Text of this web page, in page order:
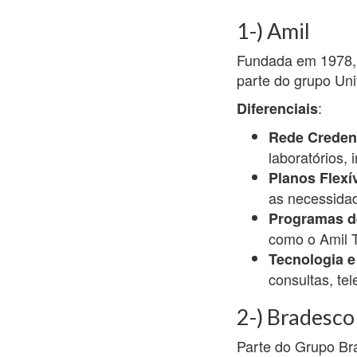
1-) Amil
Fundada em
parte do grupo
Diferenciais:
Rede
laboratórios,
Planos
as
Programas
como o Amil
Tecnologia
consultas,
2-)
Parte do Grupo